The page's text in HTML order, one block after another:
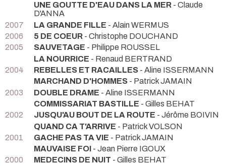
UNE GOUTTE D'EAU DANS LA MER - Claude
D'ANNA
2007
LA GRANDE FILLE - Alain WERMUS
2006
5 DE COEUR - Christophe DOUCHAND
2005
SAUVETAGE - Philippe ROUSSEL
LA NOURRICE - Renaud BERTRAND
2004
REBELLES ET RACAILLES - Aline ISSERMANN
MARCHAND D'HOMMES - Patrick JAMAIN
2003
DOUBLE DRAME - Aline ISSERMANN
COMMISSARIAT BASTILLE - Gilles BEHAT
2002
JUSQU'AU BOUT DE LA ROUTE - Jérôme BOIVIN
QUAND CA T'ARRIVE - Patrick VOLSON
2001
GACHE PAS TA VIE - Patrick JAMAIN
MAUVAISE FOI - Jean Pierre IGOUX
2000
MEDECINS DE NUIT - Gilles BEHAT